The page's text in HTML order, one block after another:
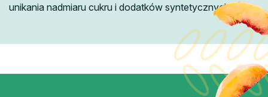
unikania nadmiaru cukru i dodatków syntetycznych.